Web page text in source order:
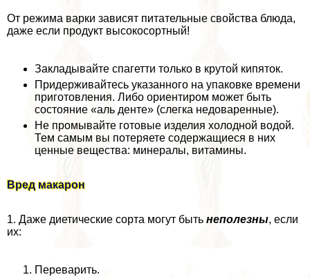
От режима варки зависят питательные свойства блюда,
даже если продукт высокосортный!
Закладывайте спагетти только в крутой кипяток.
Придерживайтесь указанного на упаковке времени
приготовления. Либо ориентиром может быть
состояние «аль денте» (слегка недоваренные).
Не промывайте готовые изделия холодной водой.
Тем самым вы потеряете содержащиеся в них
ценные вещества: минералы, витамины.
Вред макарон
1. Даже диетические сорта могут быть неполезны, если
их:
Переварить.